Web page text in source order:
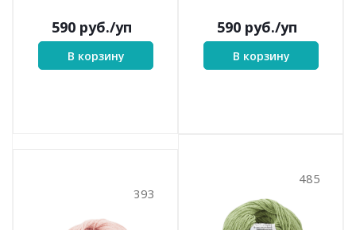
590 руб./уп
В корзину
590 руб./уп
В корзину
393
485